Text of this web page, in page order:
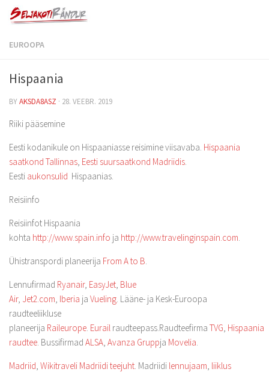
EUROOPA
Hispaania
BYAKSDA8ASZ · 28. VEEBR. 2019
Riiki pääsemine
Eesti kodanikule on Hispaaniasse reisimine viisavaba. Hispaania
saatkond Tallinnas, Eesti suursaatkond Madriidis.
Eesti aukonsulid Hispaanias.
Reisiinfo
Reisiinfot Hispaania
kohta http://www.spain.info ja http://www.travelinginspain.com.
Ühistranspordi planeerija From A to B.
Lennufirmad Ryanair, EasyJet, Blue
Air, Jet2.com, Iberia ja Vueling. Lääne- ja Kesk-Euroopa
raudteeliikluse
planeerija Raileurope. Eurail raudteepass.Raudteefirma TVG, Hispaania
raudtee. Bussifirmad ALSA, Avanza Gruppja Movelia.
Madriid, Wikitraveli Madriidi teejuht. Madriidi lennujaam, liiklus